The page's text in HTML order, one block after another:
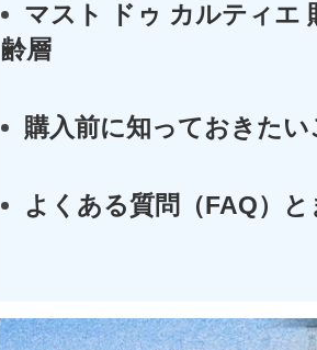
マスト ドゥ カルティエ
齢層
購入前に知っておきた
よくある質問（FAQ）